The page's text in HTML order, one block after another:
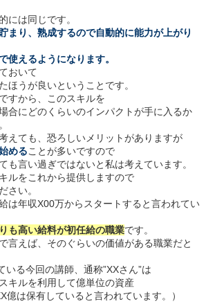
には同じです。
まり、熟成するので自動的に能力が上がり
使えるようになります。
おいて
ほうが良いということです。
すから、このスキルを
合にどのくらいのインパクトが手に入るか
えても、恐ろしいメリットがありますが
めることが多いですので
も言い過ぎではないと私は考えています。
ルをこれから提供しますので
さい。
は年収X00万からスタートすると言われてい
も高い給料が初任給の職業です。
言えば、そのぐらいの価値がある職業だと
いる今回の講師、通称”XXさん”は
キルを利用して億単位の資産
億は保有していると言われています。）